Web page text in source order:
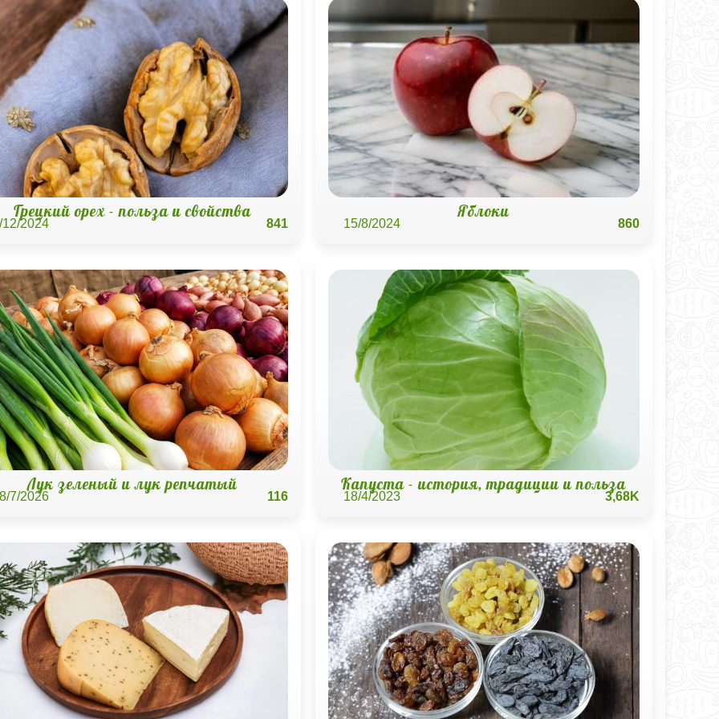
Грецкий орех - польза и свойства
12/2024 841
Яблоки
15/8/2024 860
Лук зеленый и лук репчатый
7/2026 116
Капуста - история, традиции и польза
18/4/2023 3,68K